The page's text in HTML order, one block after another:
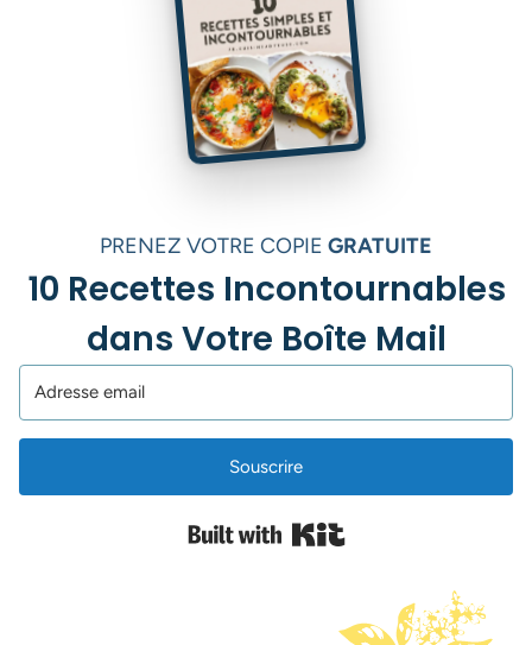
PRENEZ VOTRE COPIE GRATUITE
10 Recettes Incontournables
dans Votre Boîte Mail
Souscrire
Built with Kit